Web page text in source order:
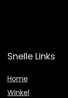
Snelle Links
Home
Winkel